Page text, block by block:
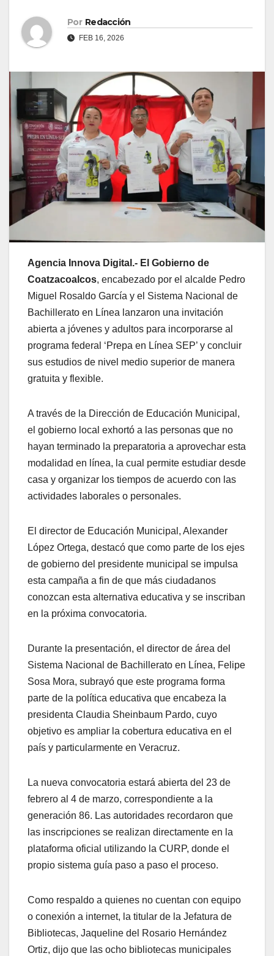
Por Redacción
FEB 16, 2026
Agencia Innova Digital.- El Gobierno de
Coatzacoalcos, encabezado por el alcalde Pedro
Miguel Rosaldo García y el Sistema Nacional de
Bachillerato en Línea lanzaron una invitación
abierta a jóvenes y adultos para incorporarse al
programa federal ‘Prepa en Línea SEP’ y concluir
sus estudios de nivel medio superior de manera
gratuita y flexible.
A través de la Dirección de Educación Municipal,
el gobierno local exhortó a las personas que no
hayan terminado la preparatoria a aprovechar esta
modalidad en línea, la cual permite estudiar desde
casa y organizar los tiempos de acuerdo con las
actividades laborales o personales.
El director de Educación Municipal, Alexander
López Ortega, destacó que como parte de los ejes
de gobierno del presidente municipal se impulsa
esta campaña a fin de que más ciudadanos
conozcan esta alternativa educativa y se inscriban
en la próxima convocatoria.
Durante la presentación, el director de área del
Sistema Nacional de Bachillerato en Línea, Felipe
Sosa Mora, subrayó que este programa forma
parte de la política educativa que encabeza la
presidenta Claudia Sheinbaum Pardo, cuyo
objetivo es ampliar la cobertura educativa en el
país y particularmente en Veracruz.
La nueva convocatoria estará abierta del 23 de
febrero al 4 de marzo, correspondiente a la
generación 86. Las autoridades recordaron que
las inscripciones se realizan directamente en la
plataforma oficial utilizando la CURP, donde el
propio sistema guía paso a paso el proceso.
Como respaldo a quienes no cuentan con equipo
o conexión a internet, la titular de la Jefatura de
Bibliotecas, Jaqueline del Rosario Hernández
Ortiz, dijo que las ocho bibliotecas municipales